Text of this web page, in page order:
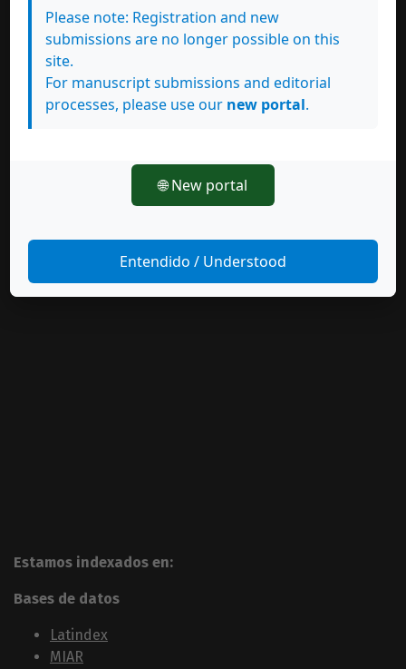
Estamos indexados en:
Bases de datos
Latindex
MIAR
Please note: Registration and new
submissions are no longer possible on this
site.
For manuscript submissions and editorial
processes, please use our new portal.
🌐 New portal
Entendido / Understood